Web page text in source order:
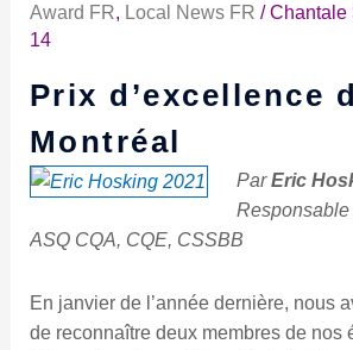
Award FR, Local News FR /Chantale
14
Prix d’excellence
Montréal
ParEric
Responsable
ASQ CQA, CQE, CSSBB
En janvier de l’année dernière, nous
de reconnaître deux membres de nos
l’ASQ
Montréal